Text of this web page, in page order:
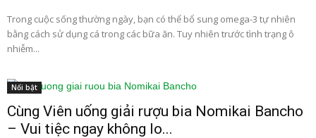
Trong cuộc sống thường ngày, bạn có thể bổ sung omega-3 tự nhiên
bằng cách sử dụng cá trong các bữa ăn. Tuy nhiên trước tình trạng ô
nhiễm...
Nổi bật
Cùng Viên uống giải rượu bia Nomikai Bancho
– Vui tiệc ngay không lo...